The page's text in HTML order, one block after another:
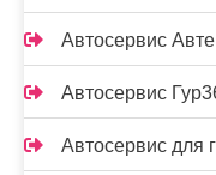
Автосервис
Автосервис
Автосервис для